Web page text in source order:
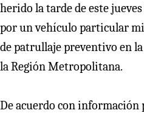
herido la tarde de este
por un vehículo particular
de patrullaje preventivo en
la Región Metropolitana.
De acuerdo con